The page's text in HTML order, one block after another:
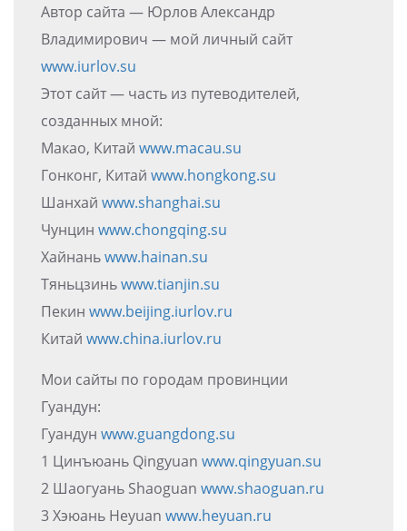
Автор сайта — Юрлов Александр
Владимирович — мой личный сайт
www.iurlov.su
Этот сайт — часть из путеводителей,
созданных мной:
Макао, Китай www.macau.su
Гонконг, Китай www.hongkong.su
Шанхай www.shanghai.su
Чунцин www.chongqing.su
Хайнаньwww.hainan.su
Тяньцзиньwww.tianjin.su
Пекин www.beijing.iurlov.ru
Китай www.china.iurlov.ru
Мои сайты по городам провинции
Гуандун:
Гуандун www.guangdong.su
1 Цинъюань Qingyuan www.qingyuan.su
2 Шаогуань Shaoguan www.shaoguan.ru
3 Хэюань Heyuan www.heyuan.ru